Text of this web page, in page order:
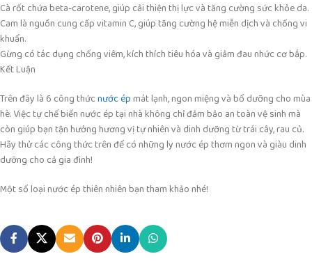
Cà rốt chứa beta-carotene, giúp cải thiện thị lực và tăng cường sức khỏe da.
Cam là nguồn cung cấp vitamin C, giúp tăng cường hệ miễn dịch và chống vi
khuẩn.
Gừng có tác dụng chống viêm, kích thích tiêu hóa và giảm đau nhức cơ bắp.
Kết Luận
Trên đây là 6 công thứcnước épmát lạnh, ngon miệng và bổ dưỡng cho mùa
hè. Việc tự chế biến nước ép tại nhà không chỉ đảm bảo an toàn vệ sinh mà
còn giúp bạn tận hưởng hương vị tự nhiên và dinh dưỡng từ trái cây, rau củ.
Hãy thử các công thức trên để có những ly nước ép thơm ngon và giàu dinh
dưỡng cho cả gia đình!
Một số loại nước ép thiên nhiên bạn tham khảo nhé!